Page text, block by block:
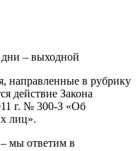
дни – выходной
направленные в рубрику
действие Закона
г. № 300-З «Об
лиц».
мы ответим в